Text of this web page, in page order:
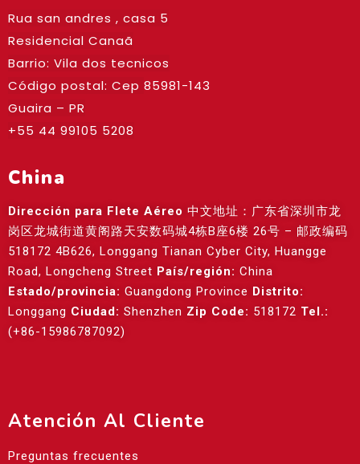
Rua san andres , casa 5
Residencial Canaã
Barrio: Vila dos tecnicos
Código postal: Cep 85981-143
Guaira – PR
+55 44 99105 5208
China
Dirección para Flete Aéreo 中文地址：广东省深圳市龙
岗区龙城街道黄阁路天安数码城4栋B座6楼 26号 – 邮政编码
518172 4B626, Longgang Tianan Cyber City, Huangge
Road, Longcheng Street País/región: China
Estado/provincia: Guangdong Province Distrito:
Longgang Ciudad: Shenzhen Zip Code: 518172 Tel.:
(+86-15986787092)
Atención Al Cliente
Preguntas frecuentes